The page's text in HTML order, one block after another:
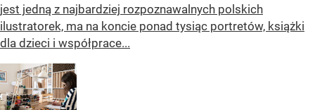
jest jedną z najbardziej rozpoznawalnych polskich
ilustratorek, ma na koncie ponad tysiąc portretów, książki
dla dzieci i współprace...